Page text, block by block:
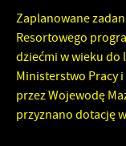
Zaplanowane
Resortowego
dziećmi w wieku do
Ministerstwo Pracy
przez Wojewodę
przyznano dotację